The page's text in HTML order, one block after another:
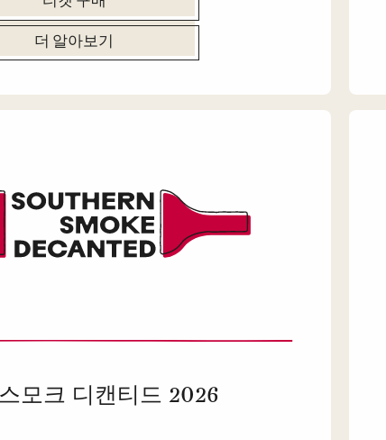
더 알아보기
모크 디캔티드 2026